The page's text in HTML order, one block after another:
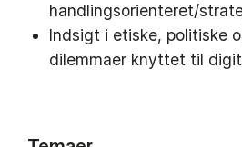
handlingsorienteret/
Indsigt i etiske, politiske
dilemmaer knyttet til